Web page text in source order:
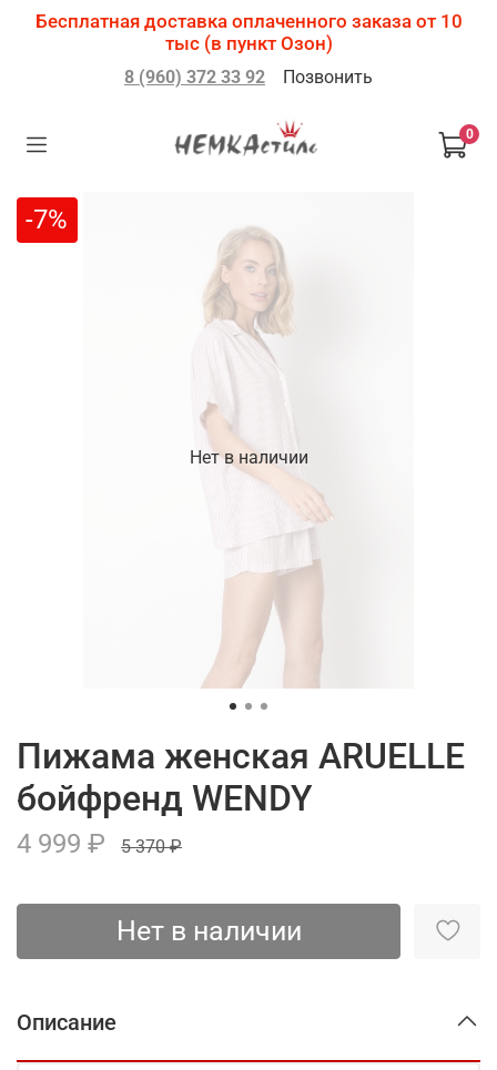
Бесплатная доставка оплаченного заказа от 10
тыс (в пункт Озон)
8 (960) 372 33 92 Позвонить
0
Нет в наличии
-7%
Пижама женская ARUELLE
бойфренд WENDY
4 999 ₽ 5 370 ₽
Нет в наличии
Описание